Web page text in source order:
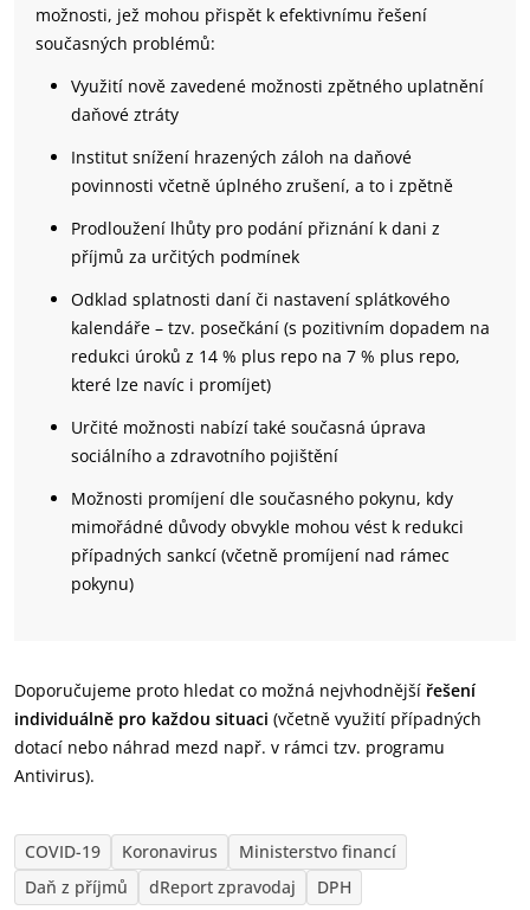
možnosti, jež mohou přispět k efektivnímu řešení
současných problémů:
Využití nově zavedené možnosti zpětného uplatnění
daňové ztráty
Institut snížení hrazených záloh na daňové
povinnosti včetně úplného zrušení, a to i zpětně
Prodloužení lhůty pro podání přiznání k dani z
příjmů za určitých podmínek
Odklad splatnosti daní či nastavení splátkového
kalendáře – tzv. posečkání (s pozitivním dopadem na
redukci úroků z 14 % plus repo na 7 % plus repo,
které lze navíc i promíjet)
Určité možnosti nabízí také současná úprava
sociálního a zdravotního pojištění
Možnosti promíjení dle současného pokynu, kdy
mimořádné důvody obvykle mohou vést k redukci
případných sankcí (včetně promíjení nad rámec
pokynu)
Doporučujeme proto hledat co možná nejvhodnější řešení
individuálně pro každou situaci (včetně využití případných
dotací nebo náhrad mezd např. v rámci tzv. programu
Antivirus).
COVID-19 Koronavirus
Ministerstvo financí
Daň z příjmů
dReport zpravodaj DPH